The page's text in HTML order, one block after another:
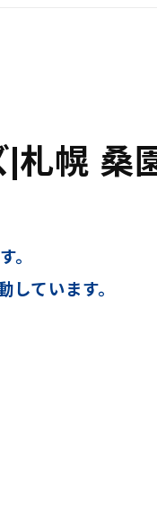
札幌 桑
。
ています。